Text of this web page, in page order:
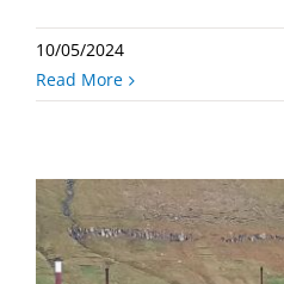
10/05/2024
Read More